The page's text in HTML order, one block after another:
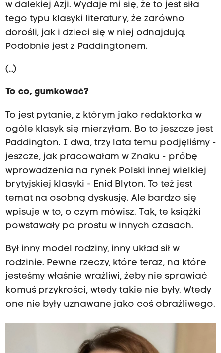
w dalekiej Azji. Wydaje mi się, że to jest siła
tego typu klasyki literatury, że zarówno
dorośli, jak i dzieci się w niej odnajdują.
Podobnie jest z Paddingtonem.
(…)
To co, gumkować?
To jest pytanie, z którym jako redaktorka w
ogóle klasyk się mierzyłam. Bo to jeszcze jest
Paddington. I dwa, trzy lata temu podjęliśmy -
jeszcze, jak pracowałam w Znaku - próbę
wprowadzenia na rynek Polski innej wielkiej
brytyjskiej klasyki - Enid Blyton. To też jest
temat na osobną dyskusję. Ale bardzo się
wpisuje w to, o czym mówisz. Tak, te książki
powstawały po prostu w innych czasach.
Był inny model rodziny, inny układ sił w
rodzinie. Pewne rzeczy, które teraz, na które
jesteśmy właśnie wrażliwi, żeby nie sprawiać
komuś przykrości, wtedy takie nie były. Wtedy
one nie były uznawane jako coś obraźliwego.